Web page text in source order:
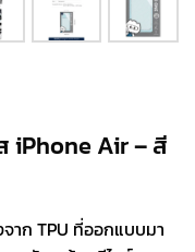
iPhone Air – สี
าก TPU ที่ออกแบบมา